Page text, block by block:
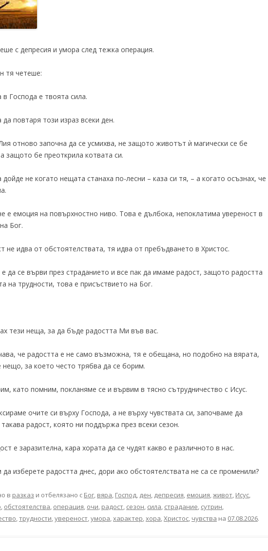
с депресия и умора след тежка операция.
тя четеше:
в Господа е твоята сила.
да повтаря този израз всеки ден.
отново започна да се усмихва, не защото животът ѝ магически се бе
защото бе преоткрила котвата си.
дойде не когато нещата станаха по-лесни – каза си тя, – а когато осъзнах, че
е емоция на повърхностно ниво. Това е дълбока, непоклатима увереност в
Бог.
не идва от обстоятелствата, тя идва от пребъдването в Христос.
да се върви през страданието и все пак да имаме радост, защото радостта
на трудности, това е присъствието на Бог.
тези неща, за да бъде радостта Ми във вас.
че радостта е не само възможна, тя е обещана, но подобно на вярата,
нещо, за което често трябва да се борим.
като помним, покланяме се и вървим в тясно сътрудничество с Исус.
очите си върху Господа, а не върху чувствата си, започваме да
радост, която ни поддържа през всеки сезон.
е заразителна, кара хората да се чудят какво е различното в нас.
изберете радостта днес, дори ако обстоятелствата не са се променили?
в разказ и отбелязано с Бог, вяра, Господ, ден, депресия, емоция,живот, Исус,
, обстоятелства, операция, очи, радост, сезон, сила, страдание, сутрин,
,трудности,увереност,умора,характер,хора,Христос, чувства на 07.08.2026.